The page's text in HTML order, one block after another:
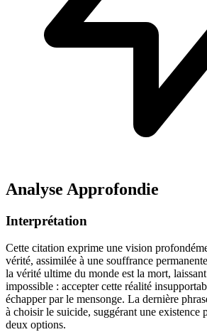
Analyse Approfondie
Interprétation
Cette citation exprime une vision
vérité, assimilée à une souffrance
la vérité ultime du monde est la mort,
impossible : accepter cette réalité
échapper par le mensonge. La dernière
à choisir le suicide, suggérant une existence
deux options.